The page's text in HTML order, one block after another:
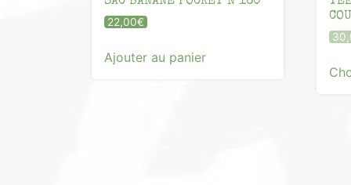
22,00€
Ajouter au panier